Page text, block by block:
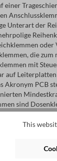
einer
Unterart der
die
mit
auf
Akronym
sind
sind
und
in einer aus
verbreitet
This